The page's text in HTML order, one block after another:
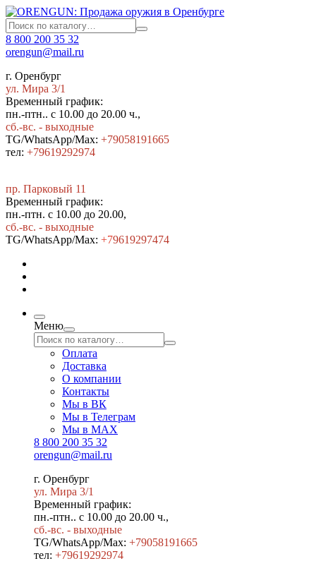
8 800 200 35 32
orengun@mail.ru
г. Оренбург
ул. Мира 3/1
Временный график:
пн.-птн.. с 10.00 до 20.00 ч.,
сб.-вс. - выходные
TG/WhatsApp/Max: +79058191665
тел: +79619292974
пр. Парковый 11
Временный график:
пн.-птн. с 10.00 до 20.00,
сб.-вс. - выходные
TG/WhatsApp/Max: +79619297474
Меню
Оплата
Доставка
О компании
Контакты
Мы в ВК
Мы в Телеграм
Мы в МAX
8 800 200 35 32
orengun@mail.ru
г. Оренбург
ул. Мира 3/1
Временный график:
пн.-птн.. с 10.00 до 20.00 ч.,
сб.-вс. - выходные
TG/WhatsApp/Max: +79058191665
тел: +79619292974